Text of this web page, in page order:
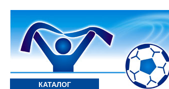
КАТАЛОГ